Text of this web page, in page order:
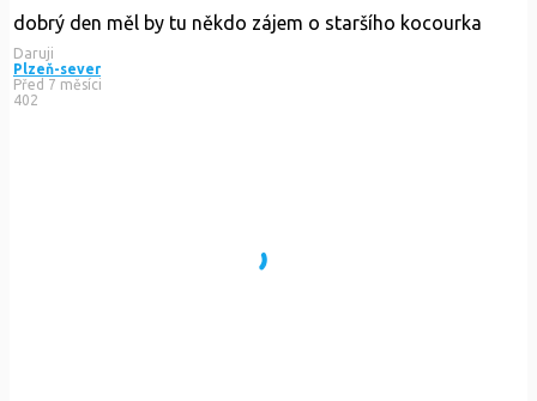
dobrý den měl by tu někdo zájem o staršího kocourka
Daruji
Plzeň-sever
Před 7 měsíci
402